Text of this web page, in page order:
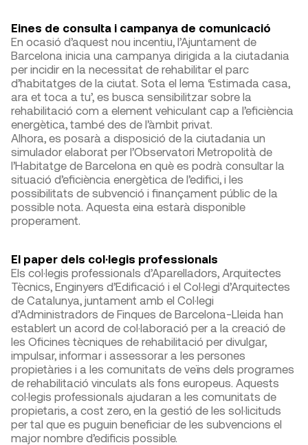
Eines de consulta i campanya de comunicació
En ocasió d’aquest nou incentiu, l’Ajuntament de
Barcelona inicia una campanya dirigida a la ciutadania
per incidir en la necessitat de rehabilitar el parc
d’habitatges de la ciutat. Sota el lema ‘Estimada casa,
ara et toca a tu’, es busca sensibilitzar sobre la
rehabilitació com a element vehiculant cap a l’eficiència
energètica, també des de l’àmbit privat.
Alhora, es posarà a disposició de la ciutadania un
simulador elaborat per l’Observatori Metropolità de
l’Habitatge de Barcelona en què es podrà consultar la
situació d’eficiència energètica de l’edifici, i les
possibilitats de subvenció i finançament públic de la
possible nota. Aquesta eina estarà disponible
properament.
El paper dels col·legis professionals
Els col·legis professionals d’Aparelladors, Arquitectes
Tècnics, Enginyers d’Edificació i el Col·legi d’Arquitectes
de Catalunya, juntament amb el Col·legi
d’Administradors de Finques de Barcelona-Lleida han
establert un acord de col·laboració per a la creació de
les Oficines tècniques de rehabilitació per divulgar,
impulsar, informar i assessorar a les persones
propietàries i a les comunitats de veïns dels programes
de rehabilitació vinculats als fons europeus. Aquests
col·legis professionals ajudaran a les comunitats de
propietaris, a cost zero, en la gestió de les sol·licituds
per tal que es puguin beneficiar de les subvencions el
major nombre d’edificis possible.